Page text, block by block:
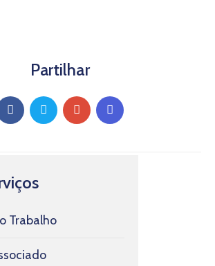
Partilhar
Trabalho